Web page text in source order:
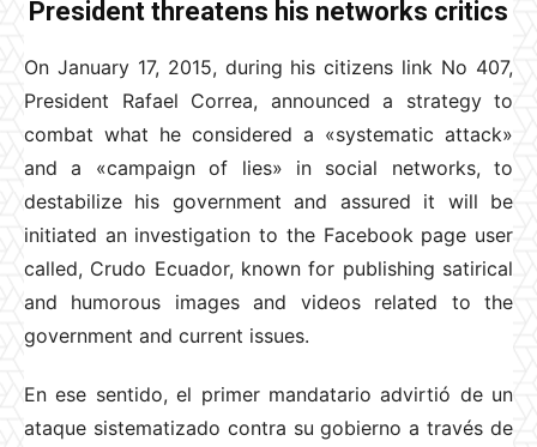
President threatens his networks critics
On January 17, 2015, during his citizens link No 407,
President Rafael Correa, announced a strategy to
combat what he considered a «systematic attack»
and a «campaign of lies» in social networks, to
destabilize his government and assured it will be
initiated an investigation to the Facebook page user
called, Crudo Ecuador, known for publishing satirical
and humorous images and videos related to the
government and current issues.
En ese sentido, el primer mandatario advirtió de un
ataque sistematizado contra su gobierno a través de